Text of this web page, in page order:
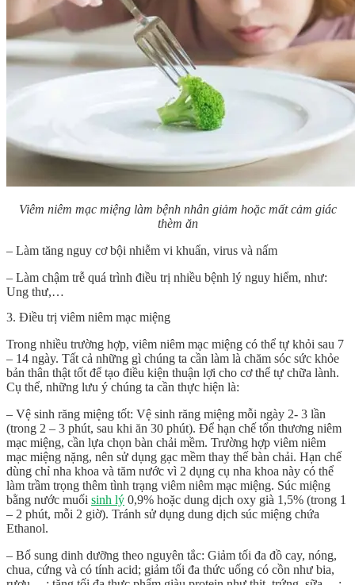
Viêm niêm mạc miệng làm bệnh nhân giảm hoặc mất cảm giác
thèm ăn
– Làm tăng nguy cơ bội nhiễm vi khuẩn, virus và nấm
– Làm chậm trễ quá trình điều trị nhiều bệnh lý nguy hiểm, như:
Ung thư,…
3. Điều trị viêm niêm mạc miệng
Trong nhiều trường hợp, viêm niêm mạc miệng có thể tự khỏi sau 7
– 14 ngày. Tất cả những gì chúng ta cần làm là chăm sóc sức khỏe
bản thân thật tốt để tạo điều kiện thuận lợi cho cơ thể tự chữa lành.
Cụ thể, những lưu ý chúng ta cần thực hiện là:
– Vệ sinh răng miệng tốt: Vệ sinh răng miệng mỗi ngày 2- 3 lần
(trong 2 – 3 phút, sau khi ăn 30 phút). Để hạn chế tổn thương niêm
mạc miệng, cần lựa chọn bàn chải mềm. Trường hợp viêm niêm
mạc miệng nặng, nên sử dụng gạc mềm thay thế bàn chải. Hạn chế
dùng chỉ nha khoa và tăm nước vì 2 dụng cụ nha khoa này có thể
làm trầm trọng thêm tình trạng viêm niêm mạc miệng. Súc miệng
bằng nước muối sinh lý 0,9% hoặc dung dịch oxy già 1,5% (trong 1
– 2 phút, mỗi 2 giờ). Tránh sử dụng dung dịch súc miệng chứa
Ethanol.
– Bổ sung dinh dưỡng theo nguyên tắc: Giảm tối đa đồ cay, nóng,
chua, cứng và có tính acid; giảm tối đa thức uống có cồn như bia,